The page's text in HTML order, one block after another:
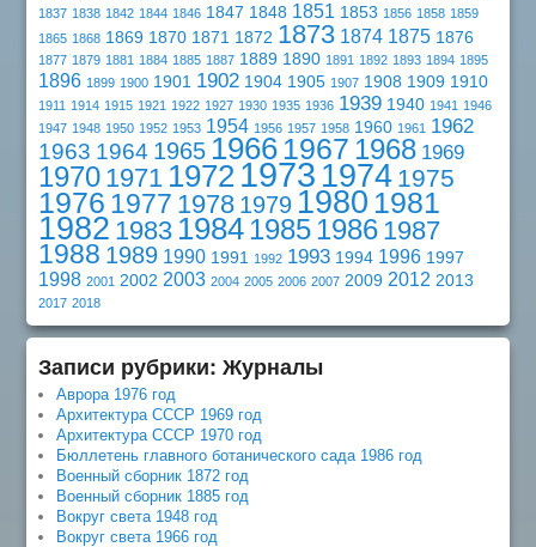
1837 1838 1842 1844 1846 1847 1848 1851 1853 1856 1858 1859
1865 1868 1869 1870 1871 1872 1873 1874 1875 1876
1877 1879 1881 1884 1885 1887 1889 1890 1891 1892 1893 1894 1895
1896 1899 1900 1901 1902 1904 1905 1907 1908 1909 1910
1911 1914 1915 1921 1922 1927 1930 1935 1936 1939 1940 1941 1946
1947 1948 1950 1952 1953 1954 1956 1957 1958 1960 1961 1962
1963 1964 1965 1966 1967 1968 1969
1970 1971 1972 1973 1974 1975
1976 1977 1978 1979 1980 1981
1982 1983 198419851986 1987
1988 1989 1990 1991 1992 1993 1994 1996 1997
1998 2001 2002 2003 2004 2005 2006 2007 2009 2012 2013
2017 2018
Записи рубрики: Журналы
Аврора 1976 год
Архитектура СССР 1969 год
Архитектура СССР 1970 год
Бюллетень главного ботанического сада 1986 год
Военный сборник 1872 год
Военный сборник 1885 год
Вокруг света 1948 год
Вокруг света 1966 год